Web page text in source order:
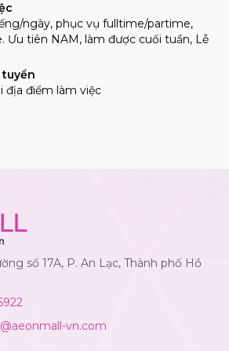
ngày, phục vụ fulltime/partime,
Ưu tiên NAM, làm được cuối tuần, Lễ
địa điểm làm việc
số 17A, P. An Lạc, Thành phố Hồ
vn.com